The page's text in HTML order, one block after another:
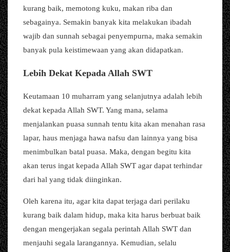
kurang baik, memotong kuku, makan riba dan
sebagainya. Semakin banyak kita melakukan ibadah
wajib dan sunnah sebagai penyempurna, maka semakin
banyak pula keistimewaan yang akan didapatkan.
Lebih Dekat Kepada Allah SWT
Keutamaan 10 muharram yang selanjutnya adalah lebih
dekat kepada Allah SWT. Yang mana, selama
menjalankan puasa sunnah tentu kita akan menahan rasa
lapar, haus menjaga hawa nafsu dan lainnya yang bisa
menimbulkan batal puasa. Maka, dengan begitu kita
akan terus ingat kepada Allah SWT agar dapat terhindar
dari hal yang tidak diinginkan.
Oleh karena itu, agar kita dapat terjaga dari perilaku
kurang baik dalam hidup, maka kita harus berbuat baik
dengan mengerjakan segala perintah Allah SWT dan
menjauhi segala larangannya. Kemudian, selalu